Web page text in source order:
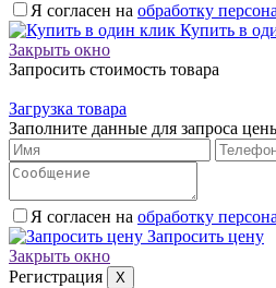
Я согласен на обработку
Купить в
Закрыть окно
Запросить стоимость товара
Загрузка товара
Заполните данные для запроса
Я согласен на обработку
Запросить цену
Закрыть окно
Регистрация
X